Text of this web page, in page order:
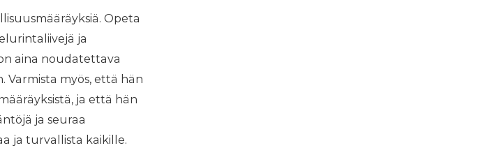
Opeta
ja
aina noudatettava
Varmista myös, että hän
ja että hän
ja seuraa
ja turvallista kaikille.